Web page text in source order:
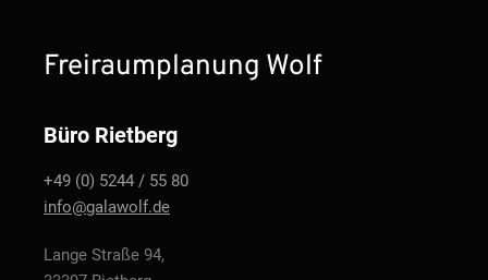
Freiraumplanung Wolf
Büro Rietberg
+49 (0) 5244 / 55 80
info@galawolf.de
Lange Straße 94,